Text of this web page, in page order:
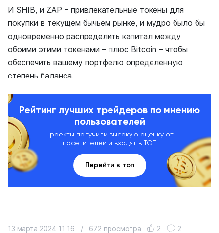
И SHIB, и ZAP – привлекательные токены для
покупки в текущем бычьем рынке, и мудро было бы
одновременно распределить капитал между
обоими этими токенами – плюс Bitcoin – чтобы
обеспечить вашему портфелю определенную
степень баланса.
Рейтинг лучших трейдеров по мнению
пользователей
Проекты получили высокую оценку от
посетителей и входят в ТОП
Перейти в топ
13 марта 2024 11:16 / 672 просмотра 2 2